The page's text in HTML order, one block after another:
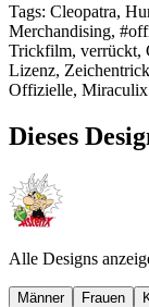
Tags: Cleopatra,
Merchandising,
Trickfilm, verrückt,
Lizenz,
Offizielle, Miraculix
Dieses
Alle Designs
Männer Frauen